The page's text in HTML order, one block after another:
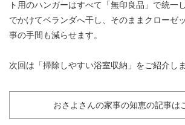
ト用のハンガーはすべて「無印良品」で統一
でかけてベランダへ干し、そのままクローゼ
事の手間も減らせます。
次回は「掃除しやすい浴室収納」をご紹介し
おさよさんの家事の知恵の記事は